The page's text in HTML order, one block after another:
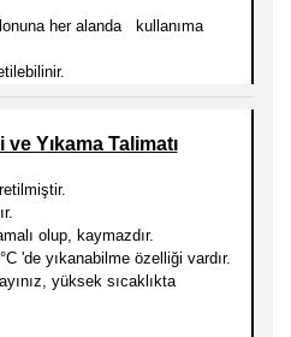
her alanda kullanıma
Yıkama Talimatı
olup, kaymazdır.
°C 'de yıkanabilme özelliği vardır.
yüksek sıcaklıkta